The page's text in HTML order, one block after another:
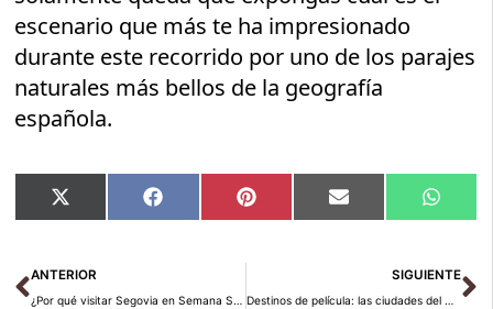
escenario que más te ha impresionado
durante este recorrido por uno de los parajes
naturales más bellos de la geografía
española.
Compartir
en
X
(Twitter)
Compartir
en
Facebook Compartir
en
Pinterest Compartir
en
Email
en
Ant
ANTERIOR
¿Por qué visitar Segovia en Semana Santa?
SIGUIENTE
Destinos de película: las ciudades del mundo vinculadas al cine